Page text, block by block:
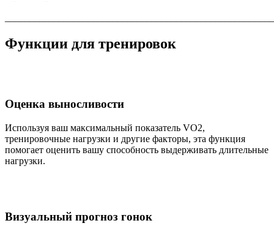
Функции для тренировок
Оценка выносливости
Используя ваш максимальный показатель VO2,
тренировочные нагрузки и другие факторы, эта функция
помогает оценить вашу способность выдерживать длительные
нагрузки.
Визуальный прогноз гонок